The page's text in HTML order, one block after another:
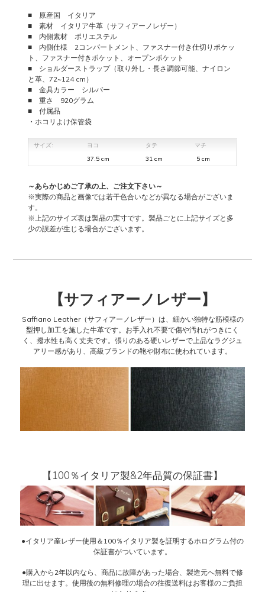
■ 原産国 イタリア
■ 素材 イタリア牛革（サフィアーノレザー）
■ 内側素材 ポリエステル
■ 内側仕様 2コンパートメント、ファスナー付き仕切りポケッ
ト、ファスナー付きポケット、オープンポケット
■ ショルダーストラップ（取り外し・長さ調節可能、ナイロン
と革、72~124 cm）
■ 金具カラー シルバー
■ 重さ 920グラム
■ 付属品
・ホコリよけ保管袋
サイズ: ヨコ タテ
マチ
37.5 cm
31 cm 5 cm
～あらかじめご了承の上、ご注文下さい～
※実際の商品と画像では若干色合いなどが異なる場合がございま
す。
※上記のサイズ表は製品の実寸です。製品ごとに上記サイズと多
少の誤差が生じる場合がございます。
【サフィアーノレザー】
Saffiano Leather（サフィアーノレザー）は、細かい独特な筋模様の
型押し加工を施した牛革です。お手入れ不要で傷や汚れがつきにく
く、撥水性も高く丈夫です。張りのある硬いレザーで上品なラグジュ
アリー感があり、高級ブランドの鞄や財布に使われています。
【100％イタリア製&2年品質の保証書】
●イタリア産レザー使用＆100％イタリア製を証明するホログラム付の
保証書がついています。
●購入から2年以内なら、商品に故障があった場合、製造元へ無料で修
理に出せます。使用後の無料修理の場合の往復送料はお客様のご負担